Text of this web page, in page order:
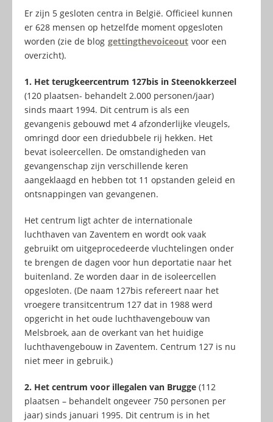
Er zijn 5 gesloten centra in België. Officieel kunnen
er 628 mensen op hetzelfde moment opgesloten
worden (zie de blog gettingthevoiceout voor een
overzicht).
1. Het terugkeercentrum 127bis in Steenokkerzeel
(120 plaatsen- behandelt 2.000 personen/jaar)
sinds maart 1994. Dit centrum is als een
gevangenis gebouwd met 4 afzonderlijke vleugels,
omringd door een driedubbele rij hekken. Het
bevat isoleercellen. De omstandigheden van
gevangenschap zijn verschillende keren
aangeklaagd en hebben tot 11 opstanden geleid en
ontsnappingen van gevangenen.
Het centrum ligt achter de internationale
luchthaven van Zaventem en wordt ook vaak
gebruikt om uitgeprocedeerde vluchtelingen onder
te brengen de dagen voor hun deportatie naar het
buitenland. Ze worden daar in de isoleercellen
opgesloten. (De naam 127bis refereert naar het
vroegere transitcentrum 127 dat in 1988 werd
opgericht in het oude luchthavengebouw van
Melsbroek, aan de overkant van het huidige
luchthavengebouw in Zaventem. Centrum 127 is nu
niet meer in gebruik.)
2. Het centrum voor illegalen van Brugge (112
plaatsen – behandelt ongeveer 750 personen per
jaar) sinds januari 1995. Dit centrum is in het